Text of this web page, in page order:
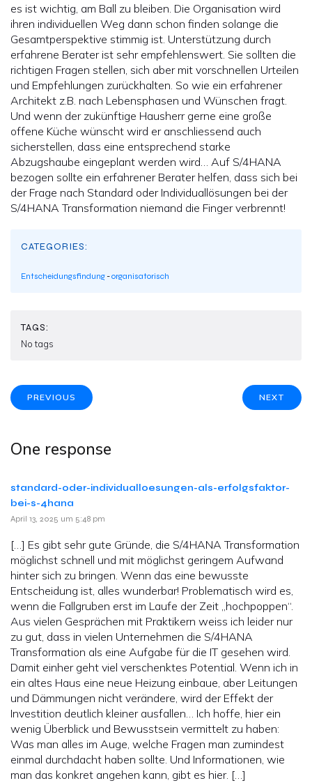
es ist wichtig, am Ball zu bleiben. Die Organisation wird
ihren individuellen Weg dann schon finden solange die
Gesamtperspektive stimmig ist. Unterstützung durch
erfahrene Berater ist sehr empfehlenswert. Sie sollten die
richtigen Fragen stellen, sich aber mit vorschnellen Urteilen
und Empfehlungen zurückhalten. So wie ein erfahrener
Architekt z.B. nach Lebensphasen und Wünschen fragt.
Und wenn der zukünftige Hausherr gerne eine große
offene Küche wünscht wird er anschliessend auch
sicherstellen, dass eine entsprechend starke
Abzugshaube eingeplant werden wird… Auf S/4HANA
bezogen sollte ein erfahrener Berater helfen, dass sich bei
der Frage nach Standard oder Individuallösungen bei der
S/4HANA Transformation niemand die Finger verbrennt!
CATEGORIES:
Entscheidungsfindung -organisatorisch
TAGS:
No tags
PREVIOUS NEXT
One response
standard-oder-individualloesungen-als-erfolgsfaktor-
bei-s-4hana
April 13, 2025 um 5:48 pm
[…] Es gibt sehr gute Gründe, die S/4HANA Transformation
möglichst schnell und mit möglichst geringem Aufwand
hinter sich zu bringen. Wenn das eine bewusste
Entscheidung ist, alles wunderbar! Problematisch wird es,
wenn die Fallgruben erst im Laufe der Zeit „hochpoppen“.
Aus vielen Gesprächen mit Praktikern weiss ich leider nur
zu gut, dass in vielen Unternehmen die S/4HANA
Transformation als eine Aufgabe für die IT gesehen wird.
Damit einher geht viel verschenktes Potential. Wenn ich in
ein altes Haus eine neue Heizung einbaue, aber Leitungen
und Dämmungen nicht verändere, wird der Effekt der
Investition deutlich kleiner ausfallen… Ich hoffe, hier ein
wenig Überblick und Bewusstsein vermittelt zu haben:
Was man alles im Auge, welche Fragen man zumindest
einmal durchdacht haben sollte. Und Informationen, wie
man das konkret angehen kann, gibt es hier. […]